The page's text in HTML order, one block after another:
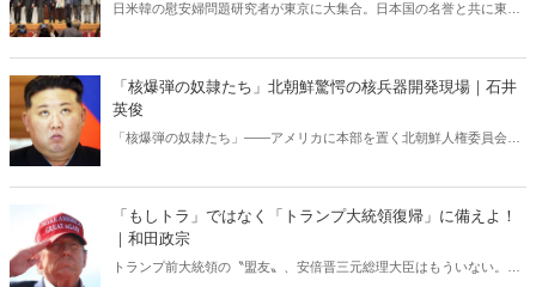
日米韓の慰安婦問題研究者が東京に大集合。日本国の名誉と共に東ア
の一人である松木國俊氏が完全レポート、一挙大公開。これを読めば
慰安婦の真実が全て分かる！
「核爆弾の奴隷たち」北朝鮮驚愕の核兵器開発現場｜石井
英俊
「核爆弾の奴隷たち」――アメリカに本部を置く北朝鮮人権委員会が
独裁国家で実施されている「現代の奴隷制度」の実態。
「もしトラ」ではなく「トランプ大統領復帰」に備えよ！
｜和田政宗
トランプ前大統領の〝盟友〟、安倍晋三元総理大臣はもういない。